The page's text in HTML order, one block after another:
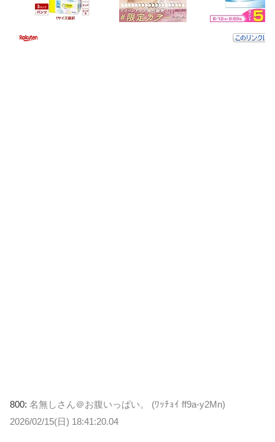
800: 名無しさん＠お腹いっぱい。 (ﾜｯﾁｮｲ ff9a-y2Mn)
2026/02/15(日) 18:41:20.04